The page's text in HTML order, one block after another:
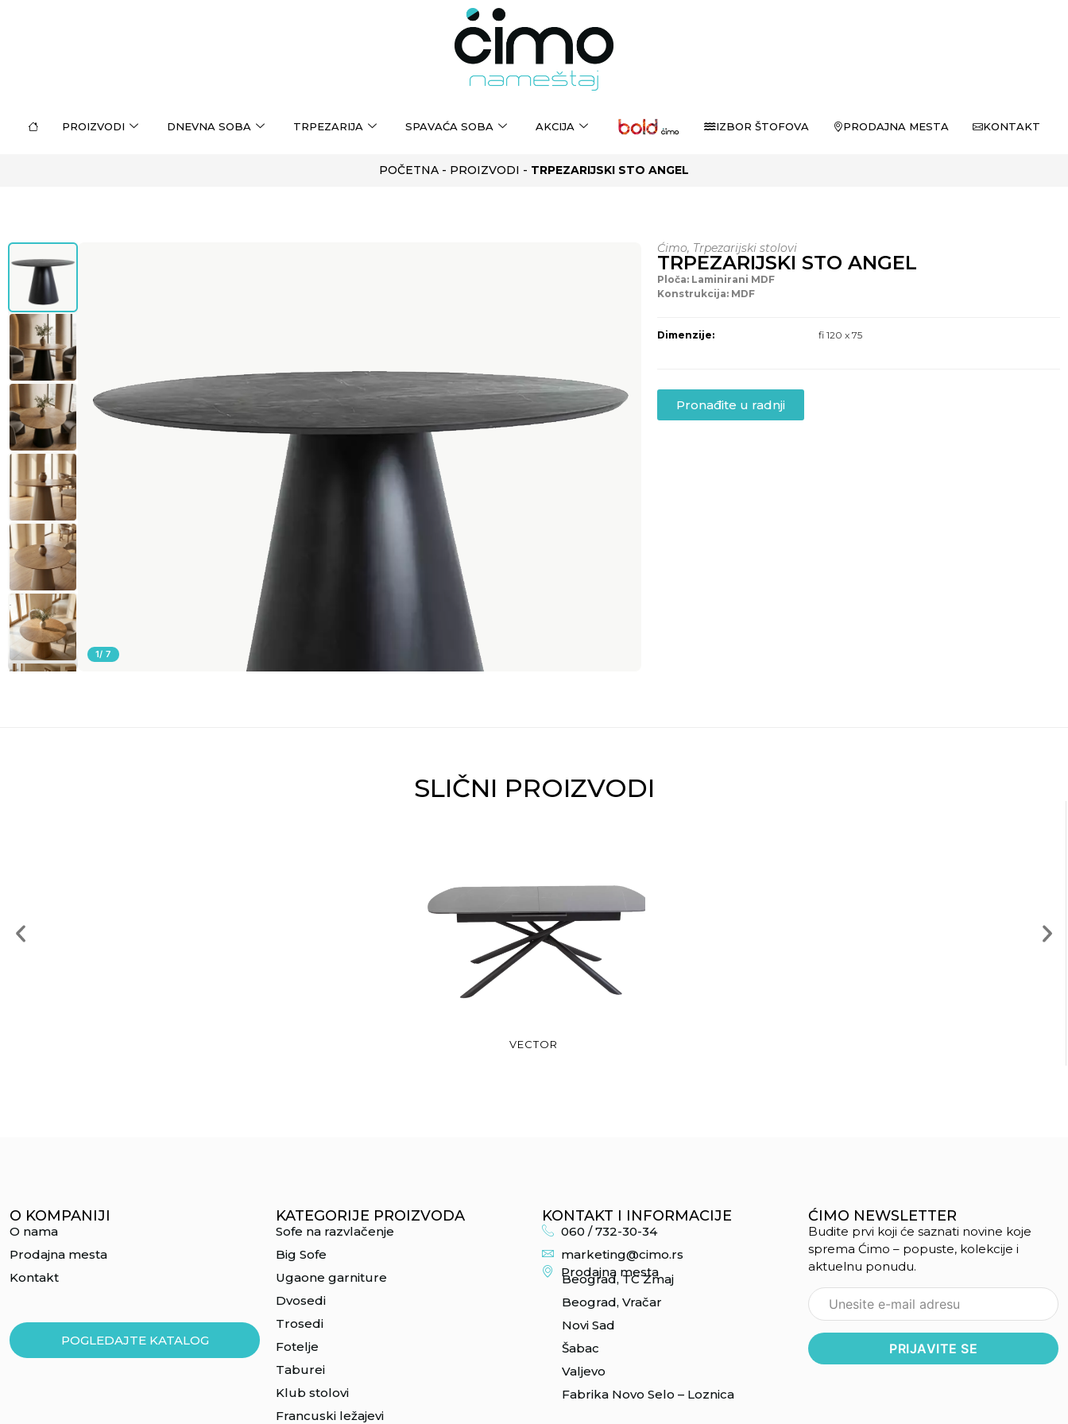
PROIZVODI DNEVNA SOBA TRPEZARIJA SPAVAĆA SOBA AKCIJA IZBOR ŠTOFOVA PRODAJNA MESTA KONTAKT
POČETNA - PROIZVODI - TRPEZARIJSKI STO ANGEL
1/ 7
Ćimo, Trpezarijski stolovi
TRPEZARIJSKI STO ANGEL
Ploča: Laminirani MDF
Konstrukcija: MDF
Dimenzije: fi 120 x 75
Pronađite u radnji
SLIČNI PROIZVODI
VECTOR
O KOMPANIJI
O nama
Prodajna mesta
Kontakt
POGLEDAJTE KATALOG
KATEGORIJE PROIZVODA
Sofe na razvlačenje
Big Sofe
Ugaone garniture
Dvosedi
Trosedi
Fotelje
Taburei
Klub stolovi
Francuski ležajevi
KONTAKT I INFORMACIJE
060 / 732-30-34
marketing@cimo.rs
Prodajna mesta
Beograd, TC Zmaj
Beograd, Vračar
Novi Sad
Šabac
Valjevo
Fabrika Novo Selo – Loznica
ĆIMO NEWSLETTER
Budite prvi koji će saznati novine koje
sprema Ćimo – popuste, kolekcije i
aktuelnu ponudu.